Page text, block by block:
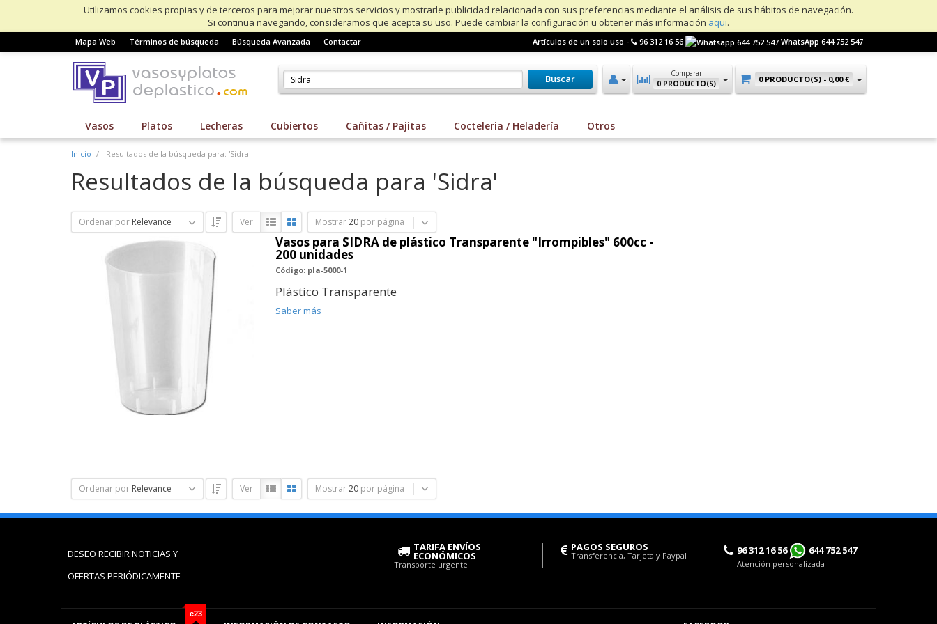
Utilizamos cookies propias y de terceros para mejorar nuestros servicios y mostrarle publicidad relacionada con sus preferencias mediante el análisis de sus hábitos de navegación.
Si continua navegando, consideramos que acepta su uso. Puede cambiar la configuración u obtener más información aqui.
Mapa Web Términos de búsqueda Búsqueda Avanzada Contactar Artículos de un solo uso - 96 312 16 56 WhatsApp 644 752 547
0 PRODUCTO(S) - 0,00 €
Comparar
0 PRODUCTO(S)
Buscar
Vasos Platos Lecheras Cubiertos Cañitas / Pajitas Cocteleria / Heladería Otros
Inicio Resultados de la búsqueda para: 'Sidra'
Resultados de la búsqueda para 'Sidra'
Ordenar por Relevance Ver Mostrar20 por página
Vasos para SIDRA de plástico Transparente "Irrompibles" 600cc -
200 unidades
Código: pla-5000-1
Plástico Transparente
Saber más
Ordenar por Relevance Ver Mostrar20 por página
DESEO RECIBIR NOTICIAS Y
OFERTAS PERIÓDICAMENTE
TARIFA ENVÍOS
ECONÓMICOS
Transporte urgente
PAGOS SEGUROS
Transferencia, Tarjeta y Paypal 96 312 16 56 644 752 547
Atención personalizada
e23